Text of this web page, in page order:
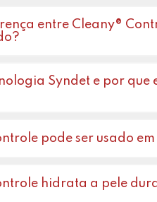
entre Cleany®
Syndet e por
pode ser usado
hidrata a pele